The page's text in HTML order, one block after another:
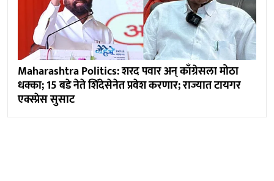
Maharashtra Politics: शरद पवार अन् काँग्रेसला मोठा
धक्का; 15 बडे नेते शिंदेसेनेत प्रवेश करणार; राज्यात टायगर
एक्स्प्रेस सुसाट